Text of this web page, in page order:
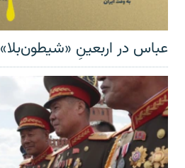
عباس در اربعینِ «شیطون‌بلا»